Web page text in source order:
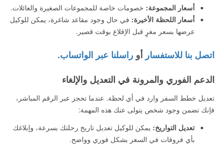
أسعار المجموعة: خصومات خاصة للمجموعات الصغيرة والعائلات.
أسعار اللحظة الأخيرة: في حال وجود مقاعد شاغرة، يمكن للوكيل
عرضها بسعر مغرٍ قبل الإقلاع بوقت قصير.
اتصل بنا للاستفسار أو راسلنا عبر الواتساب.
الدعم الفوري والمرونة في التعديل والإلغاء
تعديل خطط السفر وارد في أي لحظة. عندما تحجز عبر الرقم المباشر،
فإنك تضمن وجود شخص يتولى عنك هذه المهمة:
تعديل التواريخ: يمكن للوكيل تعديل تاريخ رحلتك بسرعة، وإبلاغك
بأي فروقات في السعر بشكل فوري وواضح.